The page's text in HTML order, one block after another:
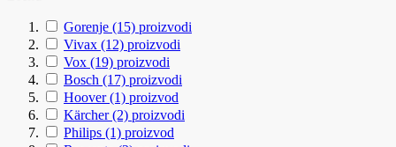
Gorenje (15) proizvodi
Vivax (12) proizvodi
Vox (19) proizvodi
Bosch (17) proizvodi
Hoover (1) proizvod
Kärcher (2) proizvodi
Philips (1) proizvod